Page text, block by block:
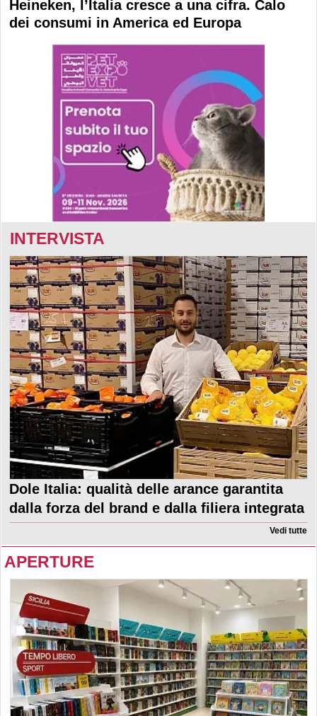
Heineken, l’Italia cresce a una cifra. Calo
dei consumi in America ed Europa
INTERVISTA
Dole Italia: qualità delle arance garantita
dalla forza del brand e dalla filiera integrata
Vedi tutte
APERTURE